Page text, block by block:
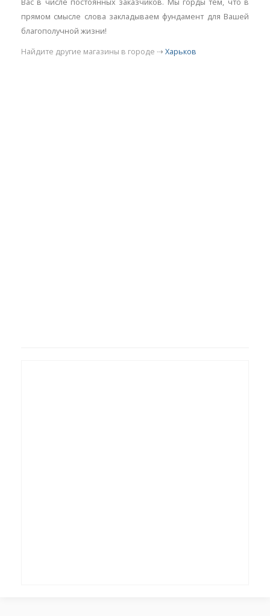
Вас в числе постоянных заказчиков. Мы горды тем, что в
прямом смысле слова закладываем фундамент для Вашей
благополучной жизни!
Найдите другие магазины в городе ⇢ Харьков